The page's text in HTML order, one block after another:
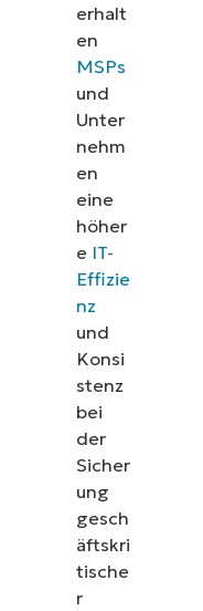
erhalt
en
MSPs
und
Unter
nehm
en
eine
höher
e IT-
Effizie
nz
und
Konsi
stenz
bei
der
Sicher
ung
gesch
äftskri
tische
r